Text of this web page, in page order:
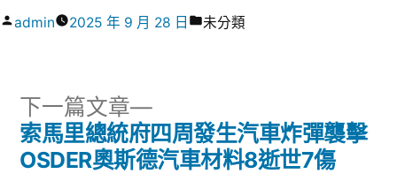
作
admin 2025 年 9 月 28 日
分
未分類
文
下一篇文章
下
一
篇
索馬里總統府四周發生汽車炸彈襲擊
OSDER奧斯德汽車材料8逝世7傷